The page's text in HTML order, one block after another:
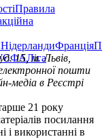
Правила
НідерландиФранція
Ліга
15, м. Львів,
пошти
медіа в Реєстрі
21 року
посилання
використанні в